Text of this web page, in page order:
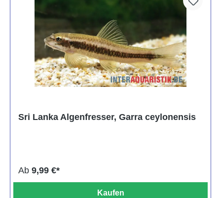
Sri Lanka Algenfresser, Garra ceylonensis
Ab 9,99 €*
Kaufen